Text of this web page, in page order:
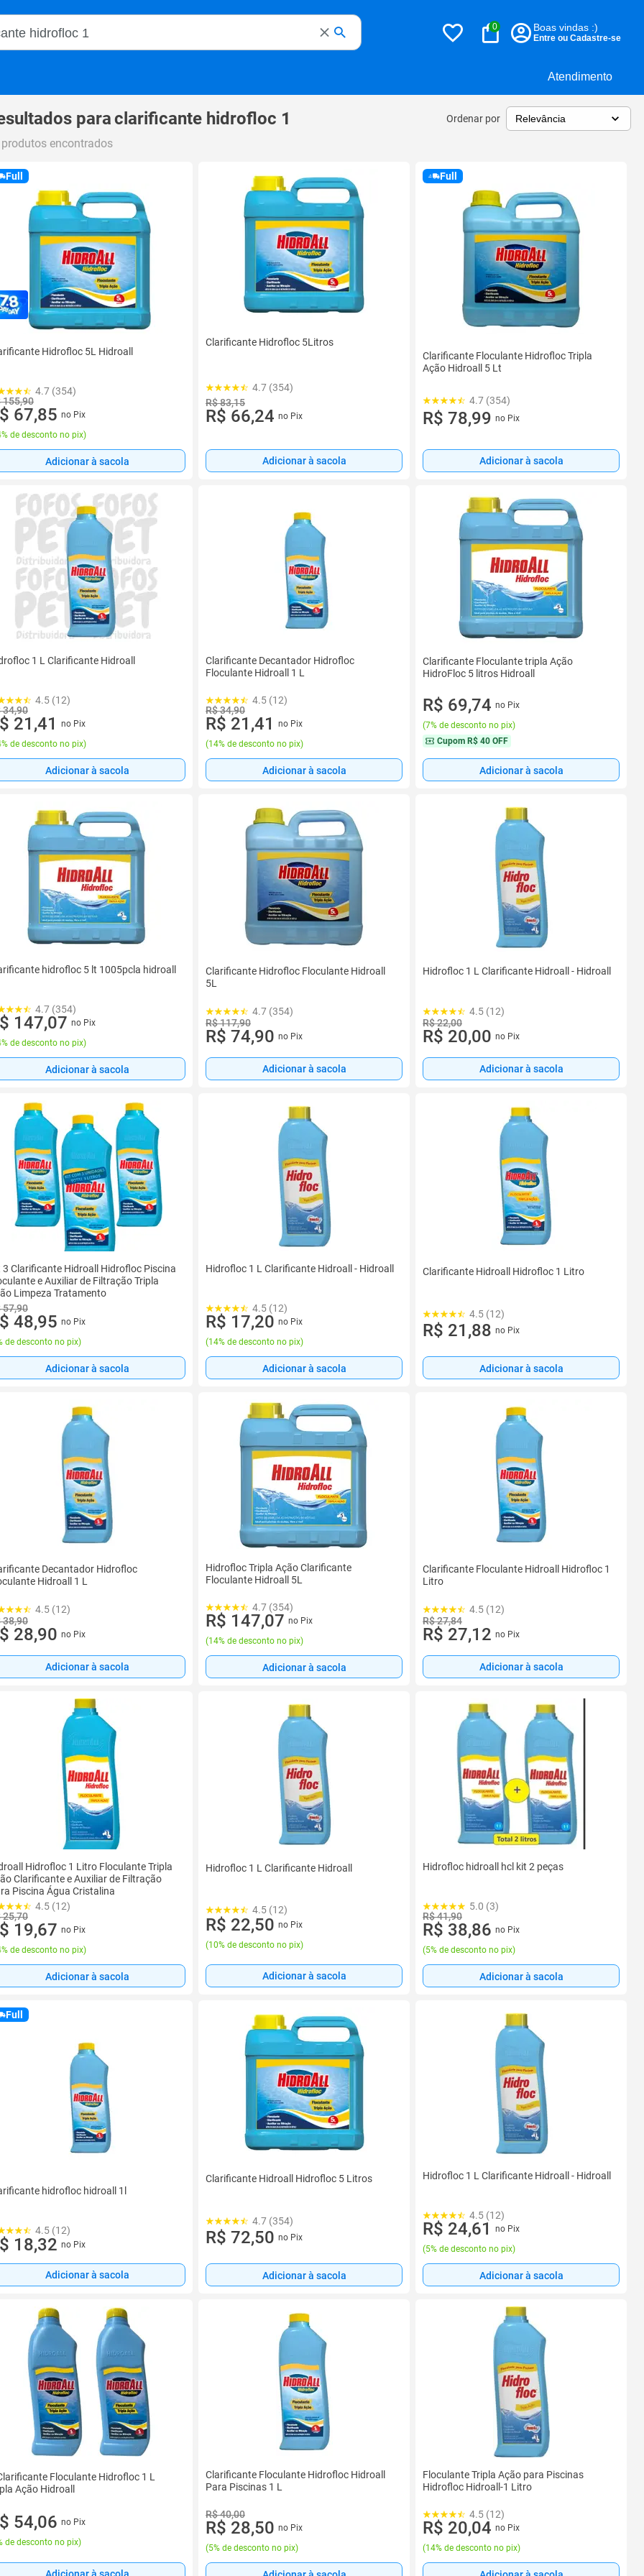
Atendimento
Magalu
0 Boas vindas :)
Entre ou Cadastre-se
paraclarificante hidrofloc 1 Ordenar por
encontrados
Full
Hidrofloc 5L Hidroall
4.7 (354)
155,90
67,85 no Pix
de desconto no pix)
Adicionar à sacola
Clarificante Hidrofloc 5Litros
4.7 (354)
R$ 83,15
R$ 66,24 no Pix
Adicionar à sacola
Full
Clarificante Floculante Hidrofloc Tripla
Ação Hidroall 5 Lt
4.7 (354)
R$ 78,99 no Pix
Adicionar à sacola
1 L Clarificante Hidroall
4.5 (12)
34,90
21,41
no Pix
de desconto no pix)
Adicionar à sacola
Clarificante Decantador Hidrofloc
Floculante Hidroall 1 L
4.5 (12)
R$ 34,90
R$ 21,41
no Pix
(14% de desconto no pix)
Adicionar à sacola
Clarificante Floculante tripla Ação
HidroFloc 5 litros Hidroall
R$ 69,74 no Pix
(7% de desconto no pix)
Cupom R$ 40 OFF
Adicionar à sacola
hidrofloc 5 lt 1005pcla hidroall
4.7 (354)
147,07 no Pix
de desconto no pix)
Adicionar à sacola
Clarificante Hidrofloc Floculante Hidroall
5L
4.7 (354)
R$ 117,90
R$ 74,90 no Pix
Adicionar à sacola
Hidrofloc 1 L Clarificante Hidroall - Hidroall
4.5 (12)
R$ 22,00
R$ 20,00 no Pix
Adicionar à sacola
3 Clarificante Hidroall Hidrofloc Piscina
e Auxiliar de Filtração Tripla
Limpeza Tratamento
57,90
48,95 no Pix
de desconto no pix)
Adicionar à sacola
Hidrofloc 1 L Clarificante Hidroall - Hidroall
4.5 (12)
R$ 17,20 no Pix
(14% de desconto no pix)
Adicionar à sacola
Clarificante Hidroall Hidrofloc 1 Litro
4.5 (12)
R$ 21,88 no Pix
Adicionar à sacola
Decantador Hidrofloc
Hidroall 1 L
4.5 (12)
38,90
28,90 no Pix
Adicionar à sacola
Hidrofloc Tripla Ação Clarificante
Floculante Hidroall 5L
4.7 (354)
R$ 147,07 no Pix
(14% de desconto no pix)
Adicionar à sacola
Clarificante Floculante Hidroall Hidrofloc 1
Litro
4.5 (12)
R$ 27,84
R$ 27,12 no Pix
Adicionar à sacola
Hidrofloc 1 Litro Floculante Tripla
Clarificante e Auxiliar de Filtração
Piscina Água Cristalina
4.5 (12)
25,70
19,67 no Pix
de desconto no pix)
Adicionar à sacola
Hidrofloc 1 L Clarificante Hidroall
4.5 (12)
R$ 22,50 no Pix
(10% de desconto no pix)
Adicionar à sacola
Hidrofloc hidroall hcl kit 2 peças
5.0 (3)
R$ 41,90
R$ 38,86 no Pix
(5% de desconto no pix)
Adicionar à sacola
Full
hidrofloc hidroall 1l
4.5 (12)
18,32 no Pix
Adicionar à sacola
Clarificante Hidroall Hidrofloc 5 Litros
4.7 (354)
R$ 72,50 no Pix
Adicionar à sacola
Hidrofloc 1 L Clarificante Hidroall - Hidroall
4.5 (12)
R$ 24,61
no Pix
(5% de desconto no pix)
Adicionar à sacola
Floculante Hidrofloc 1 L
Ação Hidroall
54,06 no Pix
de desconto no pix)
Clarificante Floculante Hidrofloc Hidroall
Para Piscinas 1 L
R$ 40,00
R$ 28,50 no Pix
(5% de desconto no pix)
Floculante Tripla Ação para Piscinas
Hidrofloc Hidroall-1 Litro
4.5 (12)
R$ 20,04 no Pix
(14% de desconto no pix)